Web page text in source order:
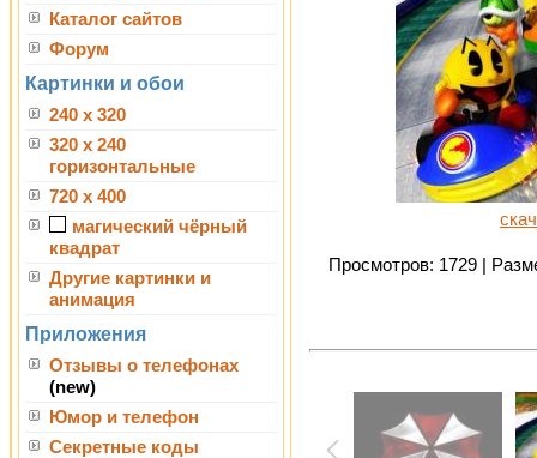
Каталог сайтов
Форум
Картинки и обои
240 x 320
320 x 240
горизонтальные
720 x 400
магический чёрный
квадрат
Другие картинки и
анимация
Приложения
Отзывы о телефонах
(new)
Юмор и телефон
Секретные коды
Просмотров: 1729 |